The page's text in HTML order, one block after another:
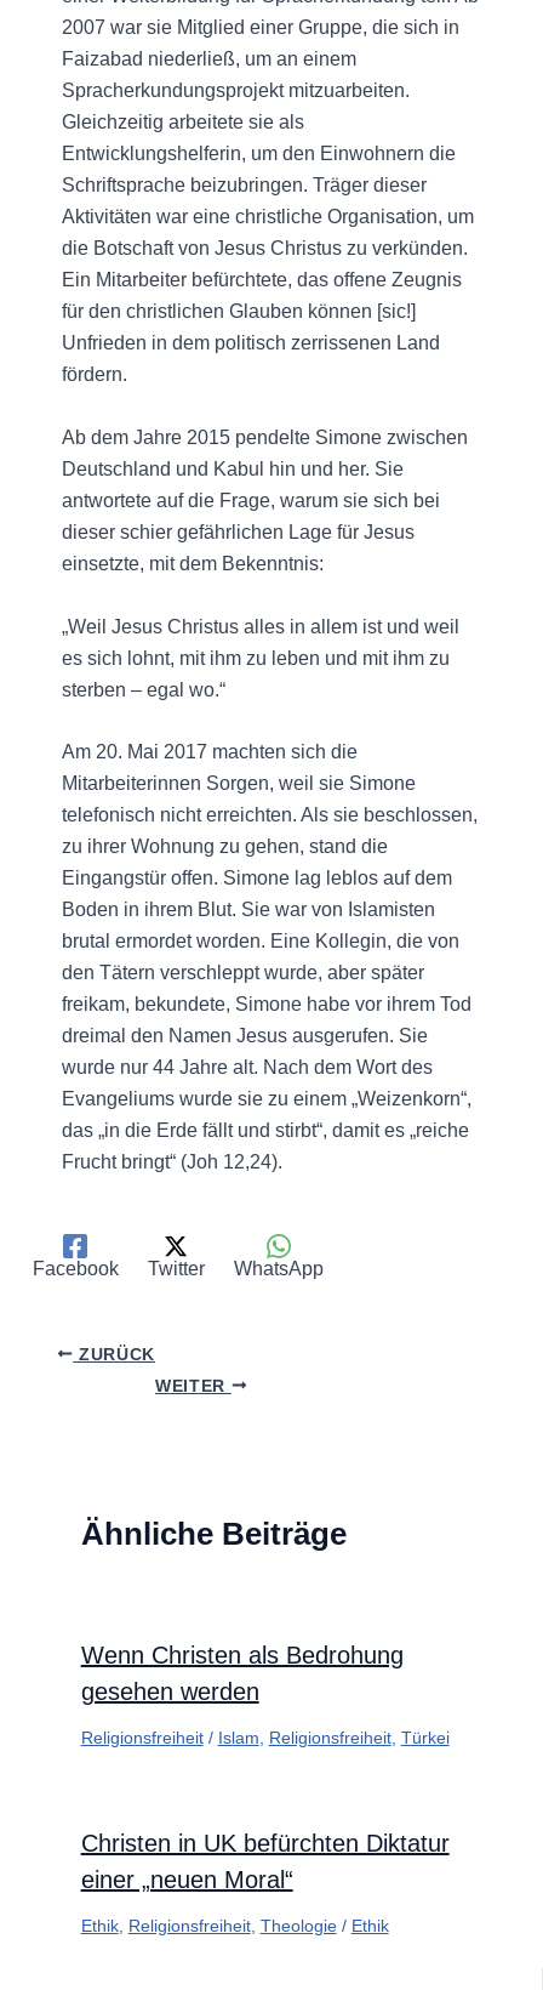
2007 war sie Mitglied einer Gruppe, die sich in
Faizabad niederließ, um an einem
Spracherkundungsprojekt mitzuarbeiten.
Gleichzeitig arbeitete sie als
Entwicklungshelferin, um den Einwohnern die
Schriftsprache beizubringen. Träger dieser
Aktivitäten war eine christliche Organisation, um
die Botschaft von Jesus Christus zu verkünden.
Ein Mitarbeiter befürchtete, das offene Zeugnis
für den christlichen Glauben können [sic!]
Unfrieden in dem politisch zerrissenen Land
fördern.
Ab dem Jahre 2015 pendelte Simone zwischen
Deutschland und Kabul hin und her. Sie
antwortete auf die Frage, warum sie sich bei
dieser schier gefährlichen Lage für Jesus
einsetzte, mit dem Bekenntnis:
„Weil Jesus Christus alles in allem ist und weil
es sich lohnt, mit ihm zu leben und mit ihm zu
sterben – egal wo.“
Am 20. Mai 2017 machten sich die
Mitarbeiterinnen Sorgen, weil sie Simone
telefonisch nicht erreichten. Als sie beschlossen,
zu ihrer Wohnung zu gehen, stand die
Eingangstür offen. Simone lag leblos auf dem
Boden in ihrem Blut. Sie war von Islamisten
brutal ermordet worden. Eine Kollegin, die von
den Tätern verschleppt wurde, aber später
freikam, bekundete, Simone habe vor ihrem Tod
dreimal den Namen Jesus ausgerufen. Sie
wurde nur 44 Jahre alt. Nach dem Wort des
Evangeliums wurde sie zu einem „Weizenkorn“,
das „in die Erde fällt und stirbt“, damit es „reiche
Frucht bringt“ (Joh 12,24).
Facebook Twitter WhatsApp
ZURÜCK
WEITER
Ähnliche Beiträge
Wenn Christen als Bedrohung
gesehen werden
Religionsfreiheit/ Islam, Religionsfreiheit, Türkei
Christen in UK befürchten Diktatur
einer „neuen Moral“
Ethik, Religionsfreiheit, Theologie/ Ethik